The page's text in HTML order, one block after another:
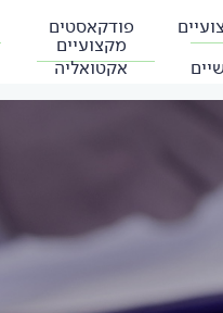
פודקאסטים
מקצועיים
אקטואליה